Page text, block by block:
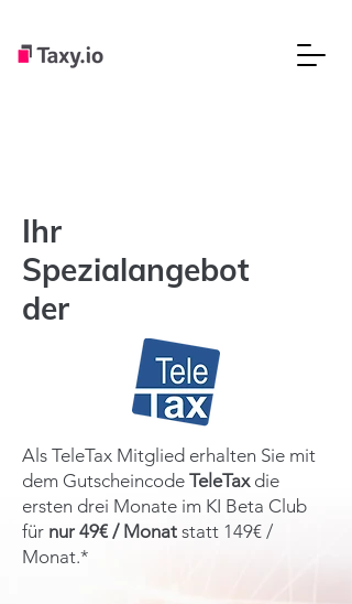
Ihr
Spezialangebot
der
Als TeleTax Mitglied erhalten Sie mit
dem Gutscheincode TeleTaxdie
ersten drei Monate im KI Beta Club
für nur 49€ / Monat statt 149€ /
Monat.*